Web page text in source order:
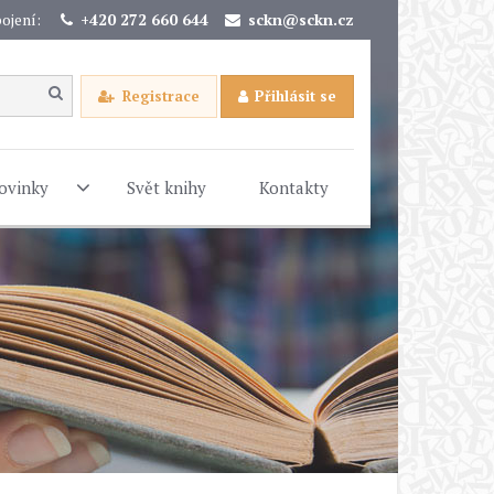
+420 272 660 644 sckn@sckn.cz
Registrace Přihlásit se
Svět knihy Kontakty